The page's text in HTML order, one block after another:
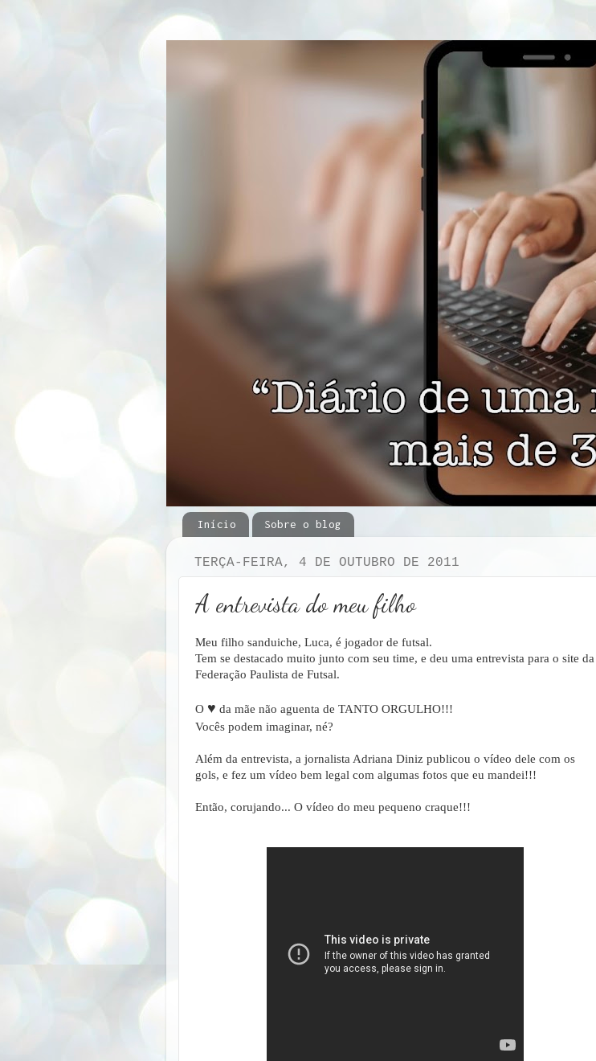
Início Sobre o blog
TERÇA-FEIRA, 4 DE OUTUBRO DE 2011
A entrevista do meu filho
Meu filho sanduiche, Luca, é jogador de futsal.
Tem se destacado muito junto com seu time, e deu uma entrevista para o site da
Federação Paulista de Futsal.
O ♥ da mãe não aguenta de TANTO ORGULHO!!!
Vocês podem imaginar, né?
Além da entrevista, a jornalista Adriana Diniz publicou o vídeo dele com os
gols, e fez um vídeo bem legal com algumas fotos que eu mandei!!!
Então, corujando... O vídeo do meu pequeno craque!!!